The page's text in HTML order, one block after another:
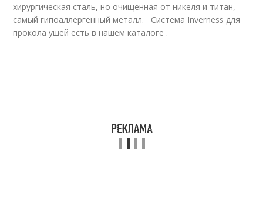
хирургическая сталь, но очищенная от никеля и титан,
самый гипоаллергенный металл. Система Inverness для
прокола ушей есть в нашем каталоге .